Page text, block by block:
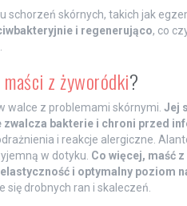
schorzeń skórnych, takich jak
i regenerująco, co
maści z żyworódki?
walce z problemami skórnymi. Jej
bakterie i chroni przed
i reakcje alergiczne.
w dotyku. Co więcej, maść
i optymalny poziom
drobnych ran i skaleczeń.